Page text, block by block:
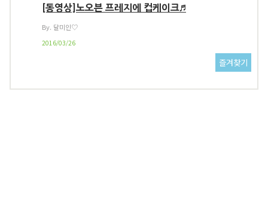
[동영상]노오븐 프레지에 컵케이크♬
By. 달미인♡
2016/03/26